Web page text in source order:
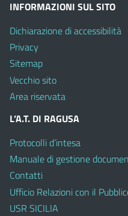
INFORMAZIONI SUL SITO
Dichiarazione di accessibilità
Privacy
Sitemap
Vecchio sito
Area riservata
L’A.T. DI RAGUSA
Protocolli d’intesa
Manuale di gestione
Contatti
Ufficio Relazioni con il
USR SICILIA